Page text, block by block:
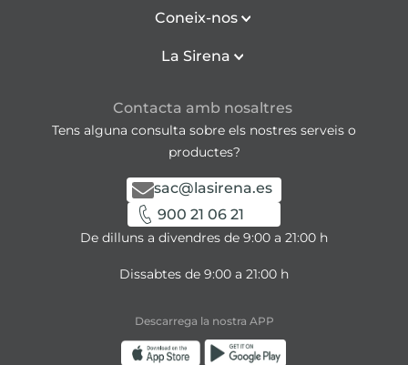
Coneix-nos
La Sirena
Contacta amb nosaltres
Tens alguna consulta sobre els nostres serveis o
productes?
sac@lasirena.es
900 21 06 21
De dilluns a divendres de 9:00 a 21:00 h
Dissabtes de 9:00 a 21:00 h
Descarrega la nostra APP